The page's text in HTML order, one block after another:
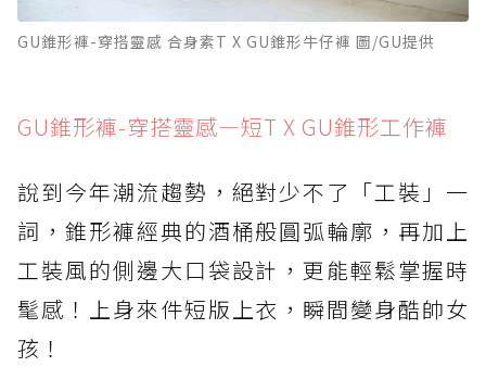
GU錐形褲-穿搭靈感 合身素T X GU錐形牛仔褲 圖/GU提供
GU錐形褲-穿搭靈感—短T X GU錐形工作褲
說到今年潮流趨勢，絕對少不了「工裝」一
詞，錐形褲經典的酒桶般圓弧輪廓，再加上
工裝風的側邊大口袋設計，更能輕鬆掌握時
髦感！上身來件短版上衣，瞬間變身酷帥女
孩！